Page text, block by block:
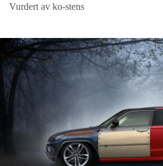
Vurdert av ko-stens